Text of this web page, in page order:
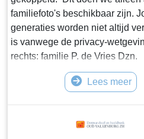
familiefoto's beschikbaar zijn.
generaties worden niet altijd
is vanwege de privacy-wetgeving.
rechts: familie P. de Vries Dzn.
Lees meer